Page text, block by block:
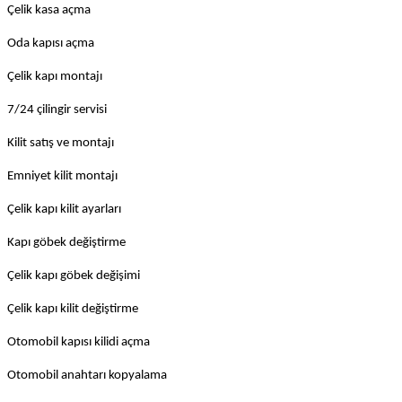
Çelik kasa açma
Oda kapısı açma
Çelik kapı montajı
7/24 çilingir servisi
Kilit satış ve montajı
Emniyet kilit montajı
Çelik kapı kilit ayarları
Kapı göbek değiştirme
Çelik kapı göbek değişimi
Çelik kapı kilit değiştirme
Otomobil kapısı kilidi açma
Otomobil anahtarı kopyalama